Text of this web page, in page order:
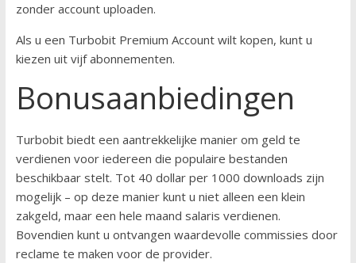
zonder account uploaden.
Als u een Turbobit Premium Account wilt kopen, kunt u
kiezen uit vijf abonnementen.
Bonusaanbiedingen
Turbobit biedt een aantrekkelijke manier om geld te
verdienen voor iedereen die populaire bestanden
beschikbaar stelt. Tot 40 dollar per 1000 downloads zijn
mogelijk – op deze manier kunt u niet alleen een klein
zakgeld, maar een hele maand salaris verdienen.
Bovendien kunt u ontvangen waardevolle commissies door
reclame te maken voor de provider.